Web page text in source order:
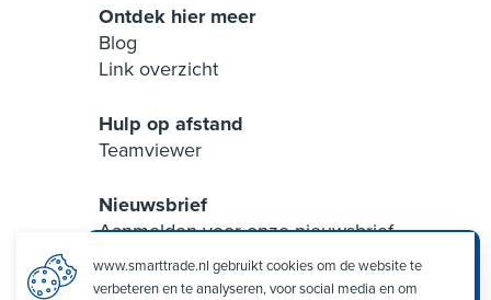
Ontdek hier meer
Blog
Link overzicht
Hulp op afstand
Teamviewer
Nieuwsbrief
Aanmelden voor onze nieuwsbrief
Smart Trade Assistent
www.smarttrade.nl gebruikt cookies om de website te
verbeteren en te analyseren, voor social media en om